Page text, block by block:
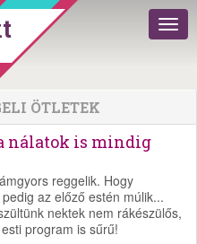
ÖTLETEK
nálatok is mindig
reggelik. Hogy
az előző estén múlik...
nektek nem rákészülős,
program is sűrű!